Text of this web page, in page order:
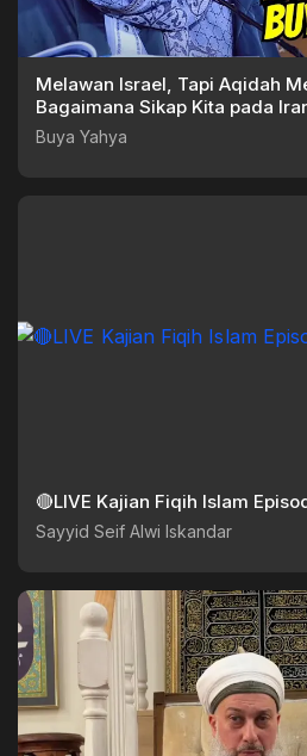
Melawan Israel, Tapi Aqidah
Bagaimana Sikap Kita pada
Buya Yahya
🔴LIVE Kajian Fiqih Islam
Sayyid Seif Alwi Iskandar